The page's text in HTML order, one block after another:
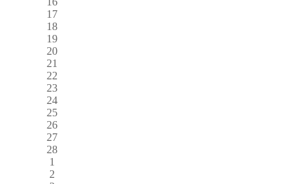
17
18
19
20
21
22
23
24
25
26
27
28
1
2